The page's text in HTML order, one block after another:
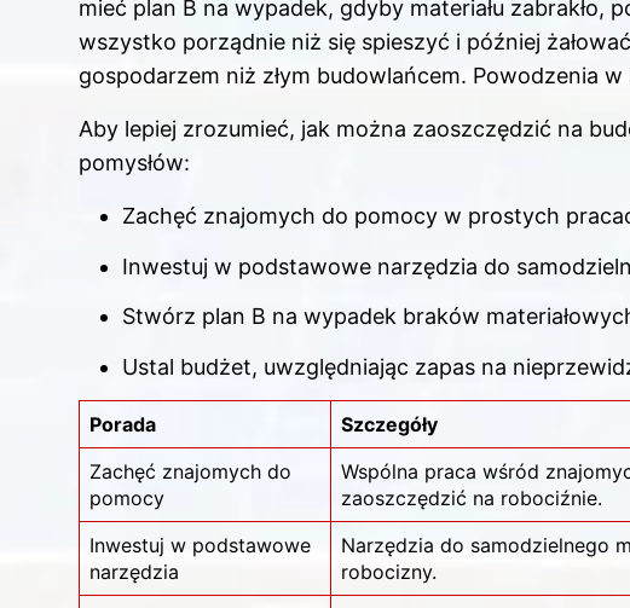
mieć plan B na wypadek, gdyby materiału zabrakło,
wszystko porządnie niż się spieszyć i później
gospodarzem niż złym budowlańcem. Powodzenia w
Aby lepiej zrozumieć, jak można zaoszczędzić na
pomysłów:
Zachęć znajomych do pomocy w prostych
Inwestuj w podstawowe narzędzia do
Stwórz plan B na wypadek braków
Ustal budżet, uwzględniając zapas na
Porada
Szczegóły
Zachęć znajomych do
pomocy
Wspólna praca wśród
zaoszczędzić na robociźnie.
Inwestuj w podstawowe
narzędzia
Narzędzia do samodzielnego
robocizny.